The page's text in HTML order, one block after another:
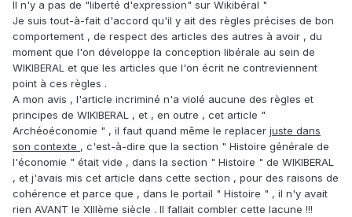
Il n'y a pas de "liberté d'expression" sur Wikibéral "
Je suis tout-à-fait d'accord qu'il y ait des règles précises de bon
comportement , de respect des articles des autres à avoir , du
moment que l'on développe la conception libérale au sein de
WIKIBERAL et que les articles que l'on écrit ne contreviennent
point à ces règles .
A mon avis , l'article incriminé n'a violé aucune des règles et
principes de WIKIBERAL , et , en outre , cet article "
Archéoéconomie " , il faut quand même le replacer juste dans
son contexte , c'est-à-dire que la section " Histoire générale de
l'économie " était vide , dans la section " Histoire " de WIKIBERAL
, et j'avais mis cet article dans cette section , pour des raisons de
cohérence et parce que , dans le portail " Histoire " , il n'y avait
rien AVANT le XIIIème siècle . Il fallait combler cette lacune !!!